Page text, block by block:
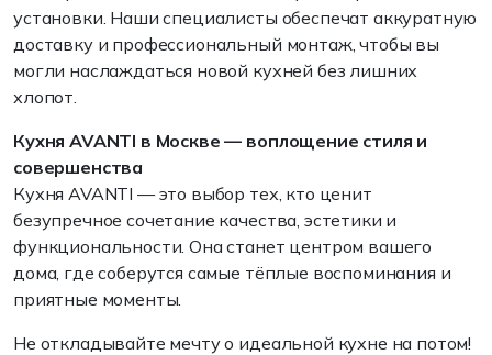
установки. Наши специалисты обеспечат аккуратную
доставку и профессиональный монтаж, чтобы вы
могли наслаждаться новой кухней без лишних
хлопот.
Кухня AVANTI в Москве — воплощение стиля и
совершенства
Кухня AVANTI — это выбор тех, кто ценит
безупречное сочетание качества, эстетики и
функциональности. Она станет центром вашего
дома, где соберутся самые тёплые воспоминания и
приятные моменты.
Не откладывайте мечту о идеальной кухне на потом!